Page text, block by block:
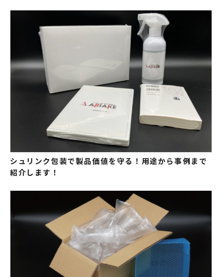
シュリンク包装で製品価値を守る！用途から事例まで
紹介します！